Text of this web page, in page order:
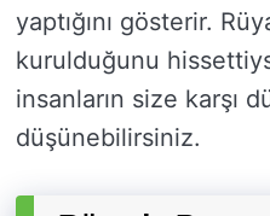
yaptığını gösterir.
kurulduğunu
insanların size karşı
düşünebilirsiniz.